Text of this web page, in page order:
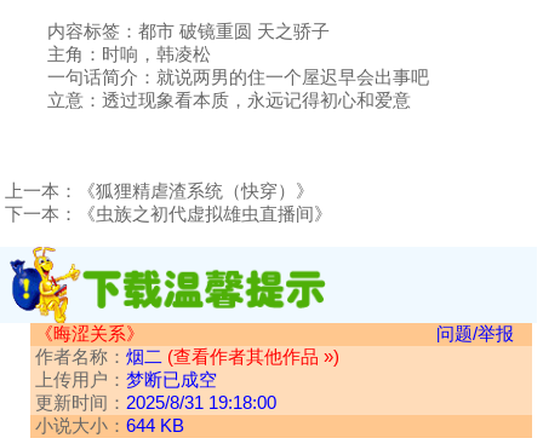
内容标签：都市 破镜重圆 天之骄子
主角：时响，韩凌松
一句话简介：就说两男的住一个屋迟早会出事吧
立意：透过现象看本质，永远记得初心和爱意
上一本：
《狐狸精虐渣系统（快穿）》
下一本：
《虫族之初代虚拟雄虫直播间》
《晦涩关系》
问题/举报
作者名称： 烟二 (查看作者其他作品 »)
上传用户： 梦断已成空
更新时间： 2025/8/31 19:18:00
小说大小： 644 KB